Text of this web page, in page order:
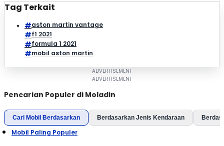
Tag Terkait
aston martin vantage
f1 2021
formula 1 2021
mobil aston martin
Pencarian Populer di Moladin
Cari Mobil Berdasarkan Berdasarkan Jenis Kendaraan
Mobil Paling Populer